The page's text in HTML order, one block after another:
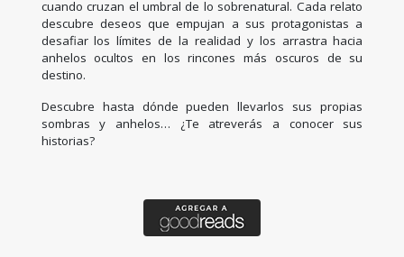
cuando cruzan el umbral de lo sobrenatural. Cada relato
descubre deseos que empujan a sus protagonistas a
desafiar los límites de la realidad y los arrastra hacia
anhelos ocultos en los rincones más oscuros de su
destino.
Descubre hasta dónde pueden llevarlos sus propias
sombras y anhelos… ¿Te atreverás a conocer sus
historias?